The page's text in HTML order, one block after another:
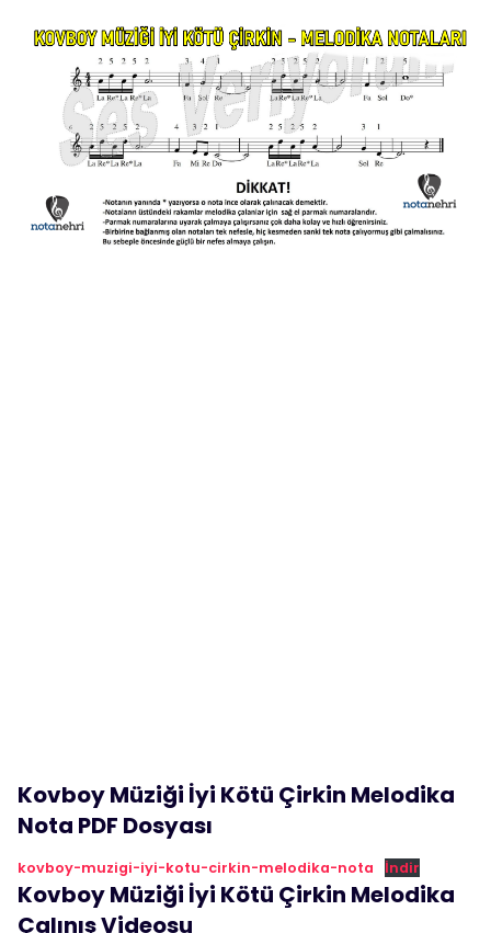
Kovboy Müziği İyi Kötü Çirkin Melodika
Nota PDF Dosyası
kovboy-muzigi-iyi-kotu-cirkin-melodika-nota İndir
Kovboy Müziği İyi Kötü Çirkin Melodika
Çalınış Videosu